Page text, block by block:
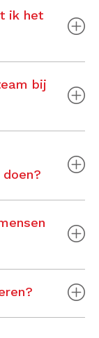
ik het
bij